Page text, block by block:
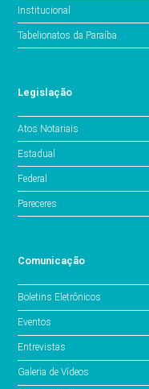
Institucional
Tabelionatos da Paraíba
Legislação
Atos Notariais
Estadual
Federal
Pareceres
Comunicação
Boletins Eletrônicos
Eventos
Entrevistas
Galeria de Vídeos